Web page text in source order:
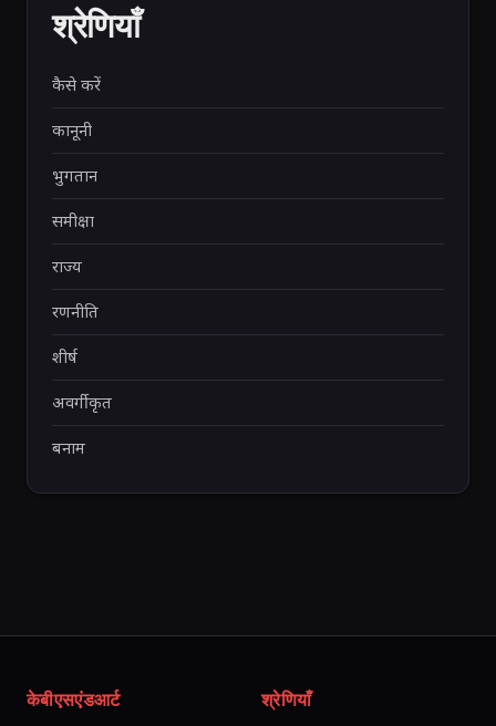
श्रेणियाँ
कैसे करें
कानूनी
भुगतान
समीक्षा
राज्य
रणनीति
शीर्ष
अवर्गीकृत
बनाम
केबीएसएंडआर्ट श्रेणियाँ